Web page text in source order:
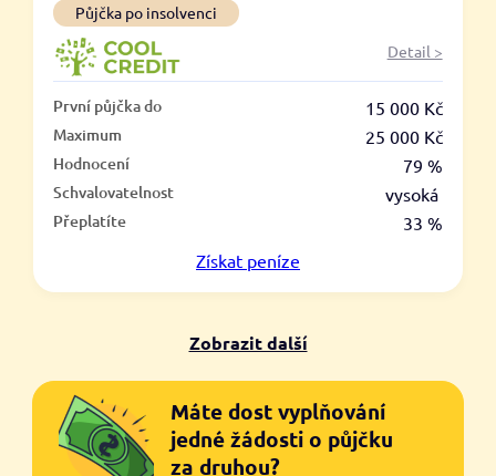
Půjčka po insolvenci
Detail >
První půjčka do 15 000 Kč
Maximum 25 000 Kč
Hodnocení 79 %
Schvalovatelnost vysoká
Přeplatíte
33 %
Získat peníze
Zobrazit další
Máte dost vyplňování
jedné žádosti o půjčku
za druhou?